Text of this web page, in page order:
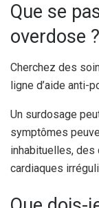
Que se
overdose ?
Cherchez des
ligne d’aide anti-
Un surdosage
symptômes
inhabituelles,
cardiaques